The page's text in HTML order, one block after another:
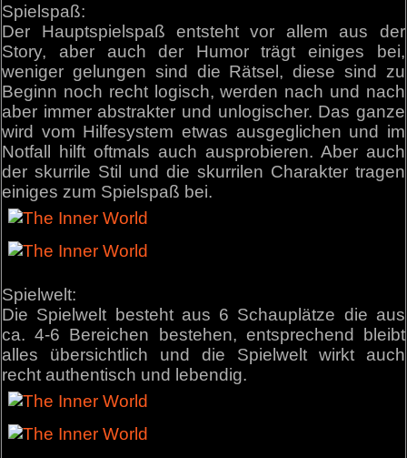
Spielspaß:
Der Hauptspielspaß entsteht vor allem aus der
Story, aber auch der Humor trägt einiges bei,
weniger gelungen sind die Rätsel, diese sind zu
Beginn noch recht logisch, werden nach und nach
aber immer abstrakter und unlogischer. Das ganze
wird vom Hilfesystem etwas ausgeglichen und im
Notfall hilft oftmals auch ausprobieren. Aber auch
der skurrile Stil und die skurrilen Charakter tragen
einiges zum Spielspaß bei.
Spielwelt:
Die Spielwelt besteht aus 6 Schauplätze die aus
ca. 4-6 Bereichen bestehen, entsprechend bleibt
alles übersichtlich und die Spielwelt wirkt auch
recht authentisch und lebendig.